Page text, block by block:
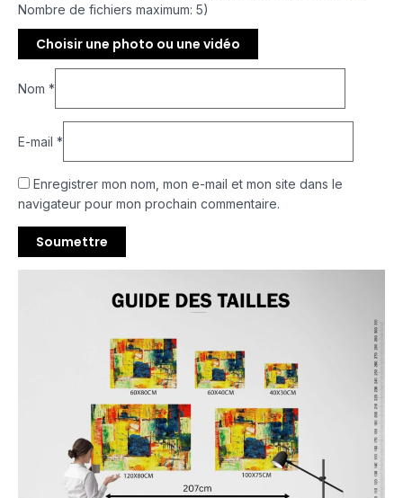
Nombre de fichiers maximum: 5)
Choisir une photo ou une vidéo
Nom *
E-mail *
Enregistrer mon nom, mon e-mail et mon site dans le
navigateur pour mon prochain commentaire.